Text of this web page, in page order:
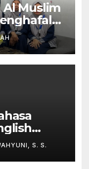
Al Muslim
S. S.